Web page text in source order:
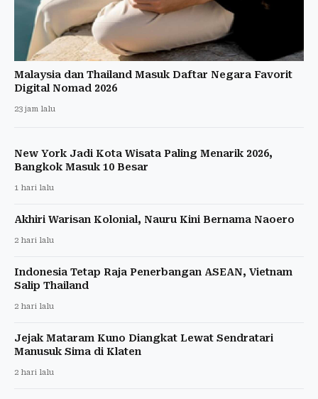
Malaysia dan Thailand Masuk Daftar Negara Favorit
Digital Nomad 2026
23 jam lalu
New York Jadi Kota Wisata Paling Menarik 2026,
Bangkok Masuk 10 Besar
1 hari lalu
Akhiri Warisan Kolonial, Nauru Kini Bernama Naoero
2 hari lalu
Indonesia Tetap Raja Penerbangan ASEAN, Vietnam
Salip Thailand
2 hari lalu
Jejak Mataram Kuno Diangkat Lewat Sendratari
Manusuk Sima di Klaten
2 hari lalu